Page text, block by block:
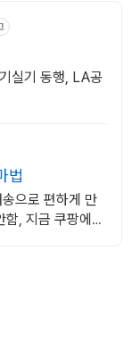
실기 동행, LA공
법
으로 편하게 만
, 지금 쿠팡에서